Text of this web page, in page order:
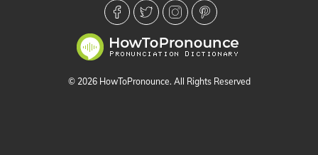
© 2026 HowToPronounce. All Rights Reserved